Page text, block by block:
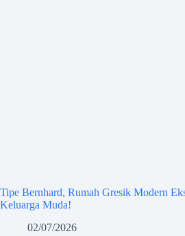
Tipe Bernhard, Rumah Gresik Modern
Keluarga Muda!
02/07/2026